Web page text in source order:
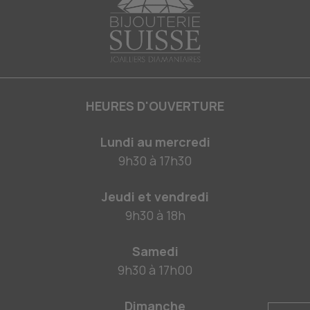
HEURES D'OUVERTURE
Lundi au mercredi
9h30 à 17h30
Jeudi et vendredi
9h30 à 18h
Samedi
9h30 à 17h00
Dimanche